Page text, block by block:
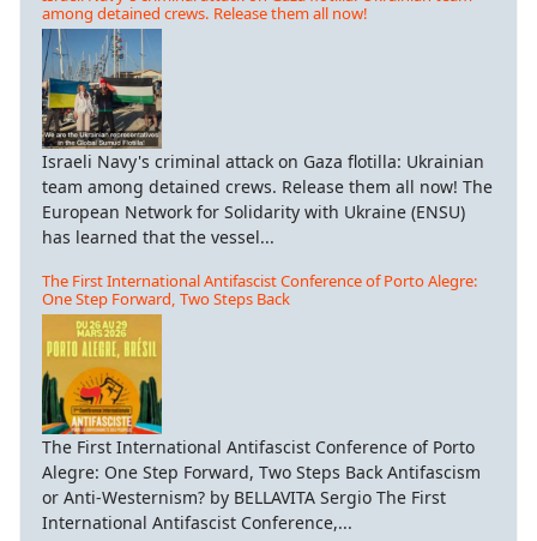
among detained crews. Release them all now!
Israeli Navy's criminal attack on Gaza flotilla: Ukrainian
team among detained crews. Release them all now! The
European Network for Solidarity with Ukraine (ENSU)
has learned that the vessel...
The First International Antifascist Conference of Porto Alegre:
One Step Forward, Two Steps Back
The First International Antifascist Conference of Porto
Alegre: One Step Forward, Two Steps Back Antifascism
or Anti-Westernism? by BELLAVITA Sergio The First
International Antifascist Conference,...